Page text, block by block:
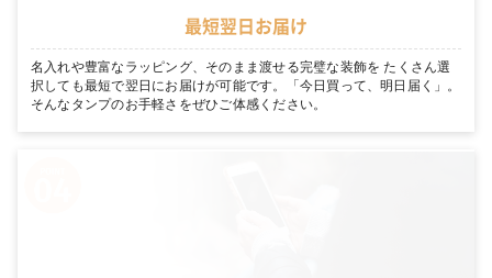
最短翌日お届け
名入れや豊富なラッピング、そのまま渡せる完璧な装飾を たくさん選
択しても最短で翌日にお届けが可能です。「今日買って、明日届く」。
そんなタンプのお手軽さをぜひご体感ください。